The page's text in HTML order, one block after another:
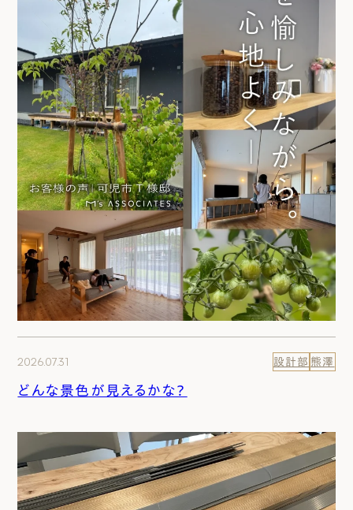
2026.07.31 設計部 熊澤
どんな景色が見えるかな？